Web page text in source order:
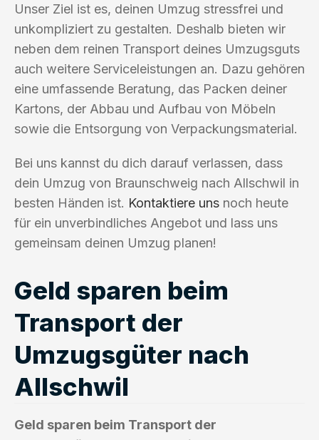
Unser Ziel ist es, deinen Umzug stressfrei und
unkompliziert zu gestalten. Deshalb bieten wir
neben dem reinen Transport deines Umzugsguts
auch weitere Serviceleistungen an. Dazu gehören
eine umfassende Beratung, das Packen deiner
Kartons, der Abbau und Aufbau von Möbeln
sowie die Entsorgung von Verpackungsmaterial.
Bei uns kannst du dich darauf verlassen, dass
dein Umzug von Braunschweig nach Allschwil in
besten Händen ist. Kontaktiere uns noch heute
für ein unverbindliches Angebot und lass uns
gemeinsam deinen Umzug planen!
Geld sparen beim
Transport der
Umzugsgüter nach
Allschwil
Geld sparen beim Transport der